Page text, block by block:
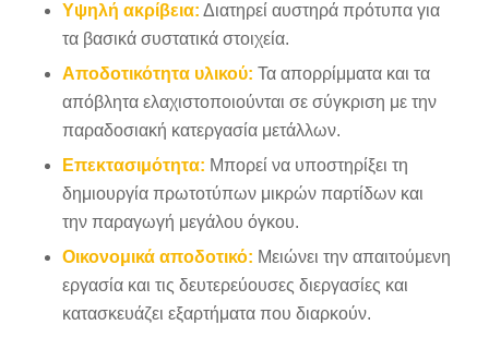
Υψηλή ακρίβεια: Διατηρεί αυστηρά πρότυπα για
τα βασικά συστατικά στοιχεία.
Αποδοτικότητα υλικού: Τα απορρίμματα και τα
απόβλητα ελαχιστοποιούνται σε σύγκριση με την
παραδοσιακή κατεργασία μετάλλων.
Επεκτασιμότητα: Μπορεί να υποστηρίξει τη
δημιουργία πρωτοτύπων μικρών παρτίδων και
την παραγωγή μεγάλου όγκου.
Οικονομικά αποδοτικό: Μειώνει την απαιτούμενη
εργασία και τις δευτερεύουσες διεργασίες και
κατασκευάζει εξαρτήματα που διαρκούν.